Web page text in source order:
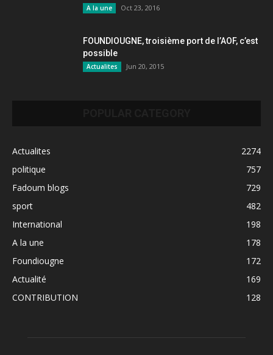
A la une Oct 23, 2016
FOUNDIOUGNE, troisième port de l’AOF, c’est
possible
Actualites Jun 20, 2015
Actualites
2274
politique
757
Fadoum blogs
729
sport
482
International
198
A la une
178
Foundiougne
172
Actualité
169
CONTRIBUTION
128